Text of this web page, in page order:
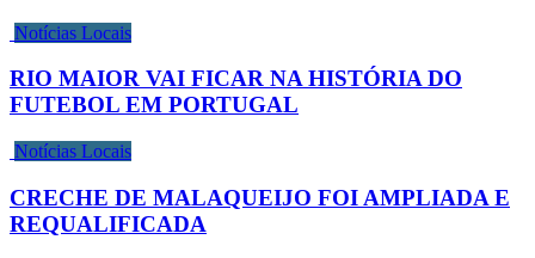
Notícias Locais
RIO MAIOR VAI FICAR NA HISTÓRIA DO
FUTEBOL EM PORTUGAL
Notícias Locais
CRECHE DE MALAQUEIJO FOI AMPLIADA E
REQUALIFICADA